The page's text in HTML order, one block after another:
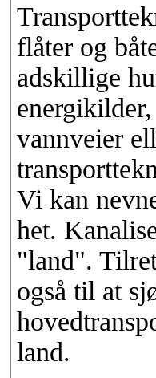
flåter og
adskillige
vannveier
Vi kan
het.
"land".
også til at
land.